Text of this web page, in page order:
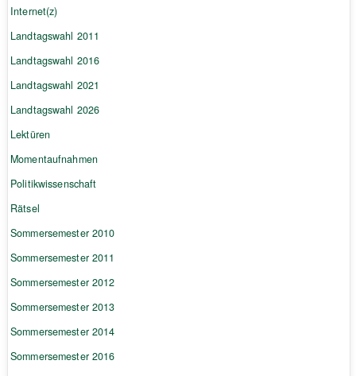
Internet(z)
Landtagswahl 2011
Landtagswahl 2016
Landtagswahl 2021
Landtagswahl 2026
Lektüren
Momentaufnahmen
Politikwissenschaft
Rätsel
Sommersemester 2010
Sommersemester 2011
Sommersemester 2012
Sommersemester 2013
Sommersemester 2014
Sommersemester 2016